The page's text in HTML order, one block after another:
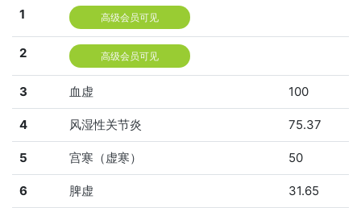
1 高级会员可见
2 高级会员可见
3 血虚 100
4 风湿性关节炎 75.37
5 宫寒（虚寒） 50
6 脾虚 31.65